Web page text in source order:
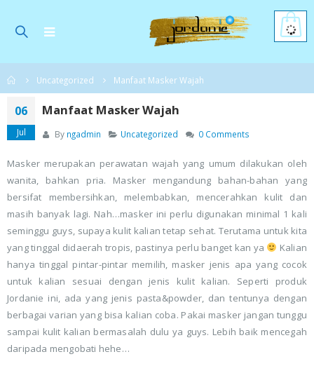
Home
Uncategorized Manfaat Masker Wajah
06
Jul
Manfaat Masker Wajah
By ngadmin Uncategorized 0 Comments
Masker merupakan perawatan wajah yang umum dilakukan oleh
wanita, bahkan pria. Masker mengandung bahan-bahan yang
bersifat membersihkan, melembabkan, mencerahkan kulit dan
masih banyak lagi. Nah…masker ini perlu digunakan minimal 1 kali
seminggu guys, supaya kulit kalian tetap sehat. Terutama untuk kita
yang tinggal didaerah tropis, pastinya perlu banget kan ya
Kalian
hanya tinggal pintar-pintar memilih, masker jenis apa yang cocok
untuk kalian sesuai dengan jenis kulit kalian. Seperti produk
Jordanie ini, ada yang jenis pasta&powder, dan tentunya dengan
berbagai varian yang bisa kalian coba. Pakai masker jangan tunggu
sampai kulit kalian bermasalah dulu ya guys. Lebih baik mencegah
daripada mengobati hehe…